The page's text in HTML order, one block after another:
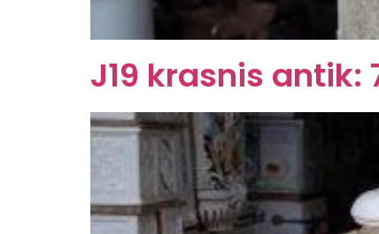
J19 krasnis antik: